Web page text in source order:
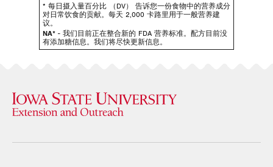
* 每日摄入量百分比 （DV） 告诉您一份食物中的营养成分
对日常饮食的贡献。每天 2,000 卡路里用于一般营养建
议。
NA* - 我们目前正在整合新的 FDA 营养标准。配方目前没
有添加糖信息。我们将尽快更新信息。